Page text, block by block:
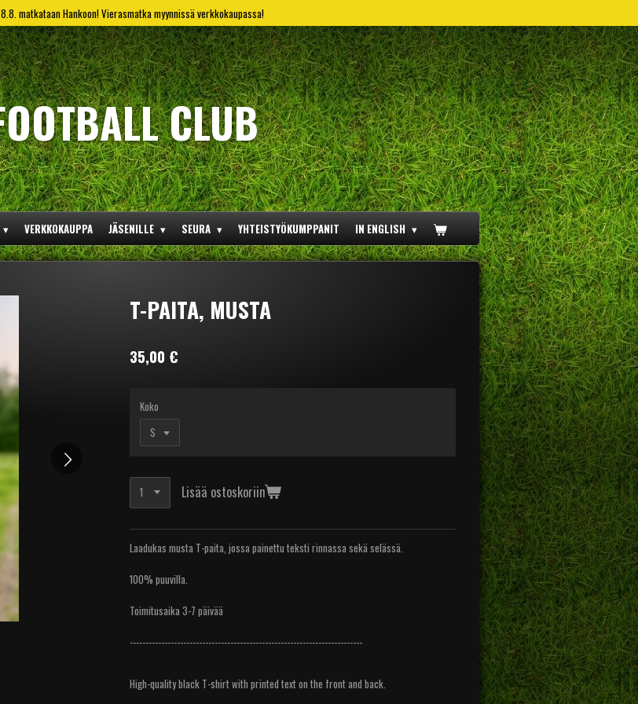
matkataan Hankoon! Vierasmatka myynnissä verkkokaupassa!
CLUB
VERKKOKAUPPA JÄSENILLE SEURA YHTEISTYÖKUMPPANIT IN ENGLISH
T-PAITA, MUSTA
35,00 €
Koko
Lisää ostoskoriin
Laadukas musta T-paita, jossa painettu teksti rinnassa sekä selässä.
100% puuvilla.
Toimitusaika 3-7 päivää
--------------------------------------------------------------------------
High-quality black T-shirt with printed text on the front and back.